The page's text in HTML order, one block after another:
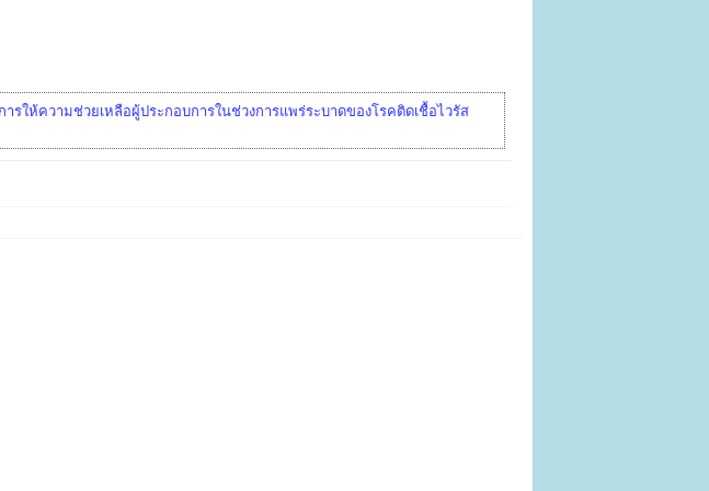
ารให้ความช่วยเหลือผู้ประกอบการในช่วงการแพร่ระบาดของโรคติดเชื้อไวรัส